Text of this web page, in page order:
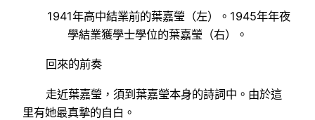
1941年高中結業前的葉嘉瑩（左）。1945年年夜
學結業獲學士學位的葉嘉瑩（右）。
回來的前奏
走近葉嘉瑩，須到葉嘉瑩本身的詩詞中。由於這
里有她最真摯的自白。